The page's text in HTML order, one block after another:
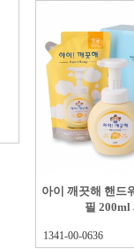
아이 깨끗해 핸드
필 200ml
1341-00-0636